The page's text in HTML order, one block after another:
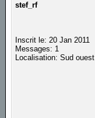
stef_rf
Inscrit le: 20 Jan 2011
Messages: 1
Localisation: Sud ouest